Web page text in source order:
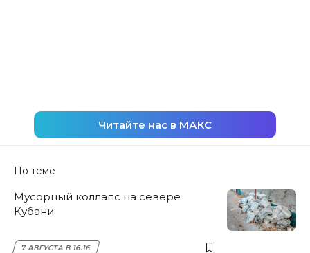
Читайте нас в МАКС
По теме
Мусорный коллапс на севере
Кубани
7 АВГУСТА В 16:16